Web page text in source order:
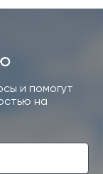
и помогут
на